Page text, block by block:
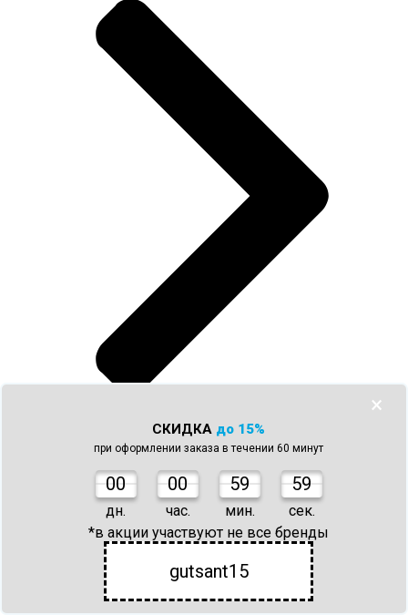
СКИДКА до 15%
при оформлении заказа в течении 60 минут
00
дн.
00
час.
59
мин.
59
сек.
*в акции участвуют не все бренды
gutsant15
×